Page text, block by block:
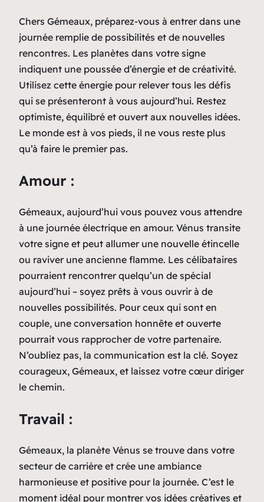
Chers Gémeaux, préparez-vous à entrer dans une
journée remplie de possibilités et de nouvelles
rencontres. Les planètes dans votre signe
indiquent une poussée d’énergie et de créativité.
Utilisez cette énergie pour relever tous les défis
qui se présenteront à vous aujourd’hui. Restez
optimiste, équilibré et ouvert aux nouvelles idées.
Le monde est à vos pieds, il ne vous reste plus
qu’à faire le premier pas.
Amour :
Gémeaux, aujourd’hui vous pouvez vous attendre
à une journée électrique en amour. Vénus transite
votre signe et peut allumer une nouvelle étincelle
ou raviver une ancienne flamme. Les célibataires
pourraient rencontrer quelqu’un de spécial
aujourd’hui – soyez prêts à vous ouvrir à de
nouvelles possibilités. Pour ceux qui sont en
couple, une conversation honnête et ouverte
pourrait vous rapprocher de votre partenaire.
N’oubliez pas, la communication est la clé. Soyez
courageux, Gémeaux, et laissez votre cœur diriger
le chemin.
Travail :
Gémeaux, la planète Vénus se trouve dans votre
secteur de carrière et crée une ambiance
harmonieuse et positive pour la journée. C’est le
moment idéal pour montrer vos idées créatives et